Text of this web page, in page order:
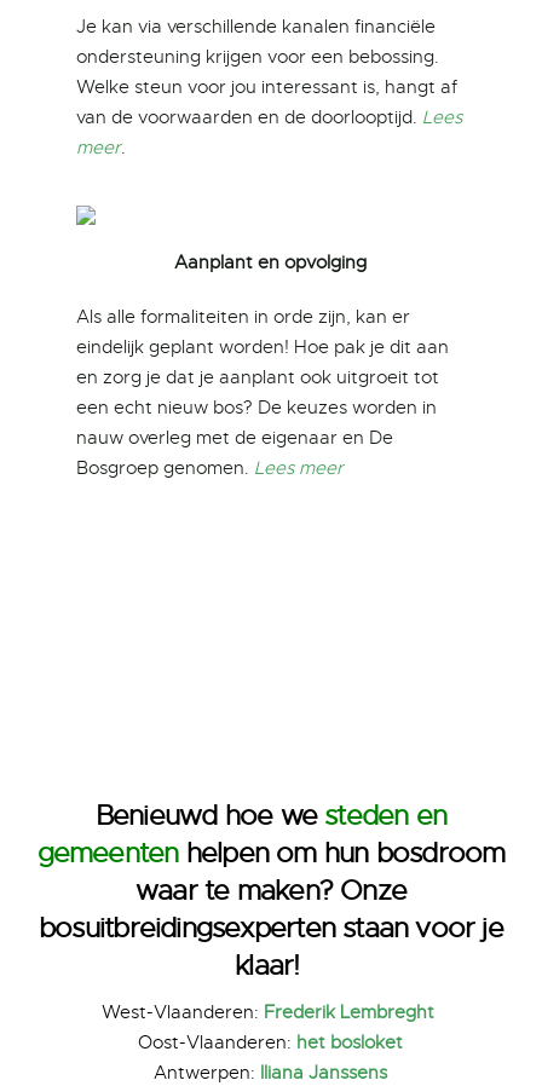
Je kan via verschillende kanalen financiële
ondersteuning krijgen voor een bebossing.
Welke steun voor jou interessant is, hangt af
van de voorwaarden en de doorlooptijd. Lees
meer.
Aanplant en opvolging
Als alle formaliteiten in orde zijn, kan er
eindelijk geplant worden! Hoe pak je dit aan
en zorg je dat je aanplant ook uitgroeit tot
een echt nieuw bos? De keuzes worden in
nauw overleg met de eigenaar en De
Bosgroep genomen. Lees meer
Benieuwd hoe we steden en
gemeentenhelpen om hun bosdroom
waar te maken? Onze
bosuitbreidingsexperten staan voor je
klaar!
West-Vlaanderen: Frederik Lembreght
Oost-Vlaanderen: het bosloket
Antwerpen:
Iliana Janssens